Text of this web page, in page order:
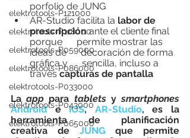
elektrotools-P121000
elektrotools-P118000
elektrotools-P059000
elektrotools-P086000
elektrotools-P033000
elektrotools-P043000
elektrotools-P065000
porfolio de JUNG
AR-Studio facilita la labor de
prescripción ante el cliente final
porque      permite mostrar las
ideas de      decoración de forma
gráfica y      sencilla, incluso a
través capturas de pantalla
La app para tablets y
Android e iOS, AR-Studio, es la
herramienta de planificación
creativa de JUNG que permite